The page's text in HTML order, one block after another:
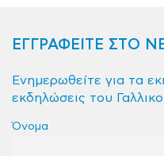
ΕΓΓΡΑΦΕΙΤΕ ΣΤΟ
Ενημερωθείτε για τα
εκδηλώσεις του
Όνομα